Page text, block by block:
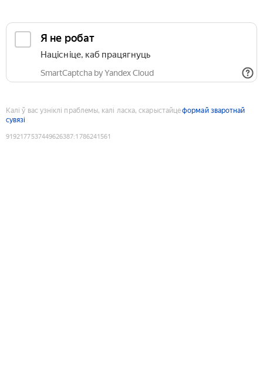
Я не робат
Націсніце, каб працягнуць
SmartCaptcha by Yandex Cloud
Калі ў вас узніклі праблемы, калі ласка, скарыстайцеформай зваротнай
сувязі
9192177537449626387:1786241561